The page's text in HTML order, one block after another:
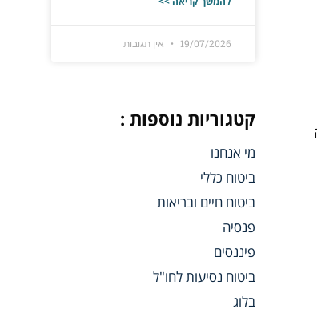
19/07/2026 אין תגובות
קטגוריות נוספות :
מי אנחנו
ביטוח כללי
ביטוח חיים ובריאות
פנסיה
פיננסים
ביטוח נסיעות לחו"ל
בלוג